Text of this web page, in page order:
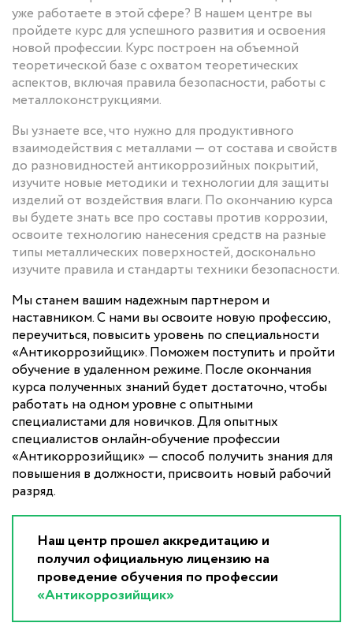
уже работаете в этой сфере? В нашем центре вы
пройдете курс для успешного развития и освоения
новой профессии. Курс построен на объемной
теоретической базе с охватом теоретических
аспектов, включая правила безопасности, работы с
металлоконструкциями.
Вы узнаете все, что нужно для продуктивного
взаимодействия с металлами — от состава и свойств
до разновидностей антикоррозийных покрытий,
изучите новые методики и технологии для защиты
изделий от воздействия влаги. По окончанию курса
вы будете знать все про составы против коррозии,
освоите технологию нанесения средств на разные
типы металлических поверхностей, досконально
изучите правила и стандарты техники безопасности.
Мы станем вашим надежным партнером и
наставником. С нами вы освоите новую профессию,
переучиться, повысить уровень по специальности
«Антикоррозийщик». Поможем поступить и пройти
обучение в удаленном режиме. После окончания
курса полученных знаний будет достаточно, чтобы
работать на одном уровне с опытными
специалистами для новичков. Для опытных
специалистов онлайн-обучение профессии
«Антикоррозийщик» — способ получить знания для
повышения в должности, присвоить новый рабочий
разряд.
Наш центр прошел аккредитацию и
получил официальную лицензию на
проведение обучения по профессии
«Антикоррозийщик»